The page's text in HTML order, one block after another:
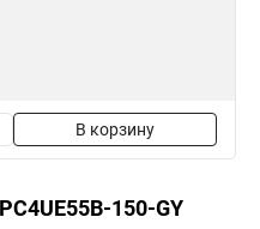
В корзину
150-GY